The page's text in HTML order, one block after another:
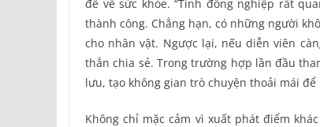
đề về sức khỏe. “Tình đồng nghiệp rất
thành công. Chẳng hạn, có những người
cho nhân vật. Ngược lại, nếu diễn viên
thắn chia sẻ. Trong trường hợp lần đầu
lưu, tạo không gian trò chuyện thoải mái
Không chỉ mặc cảm vì xuất phát điểm